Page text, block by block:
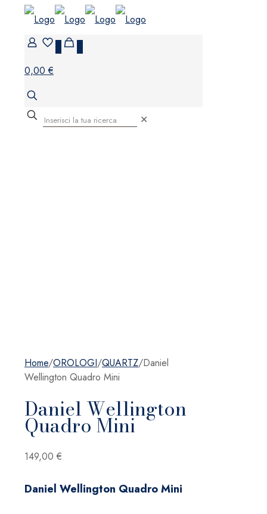
0,00 €
✕
Home/OROLOGI/QUARTZ/Daniel
Wellington Quadro Mini
Daniel Wellington
Quadro Mini
149,00 €
Daniel Wellington Quadro Mini